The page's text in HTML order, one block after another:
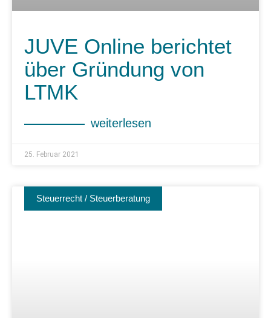
JUVE Online berichtet
über Gründung von
LTMK
weiterlesen
25. Februar 2021
Steuerrecht / Steuerberatung